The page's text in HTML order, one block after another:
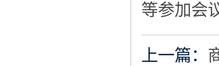
等参加会
上一篇：